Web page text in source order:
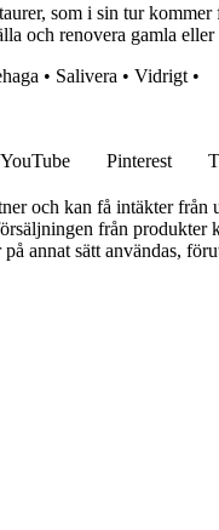
som i sin tur
och renovera gamla
• Salivera • Vidrigt •
YouTube Pinterest
och kan få intäkter från
från produkter
annat sätt användas,